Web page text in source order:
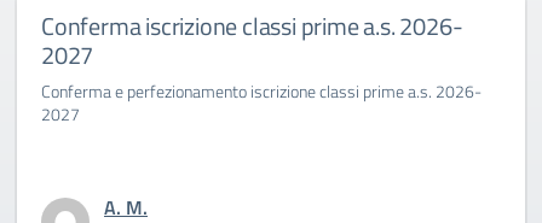
iscrizione classi prime a.s. 2026-
e perfezionamento iscrizione classi prime a.s. 2026-
A. M.